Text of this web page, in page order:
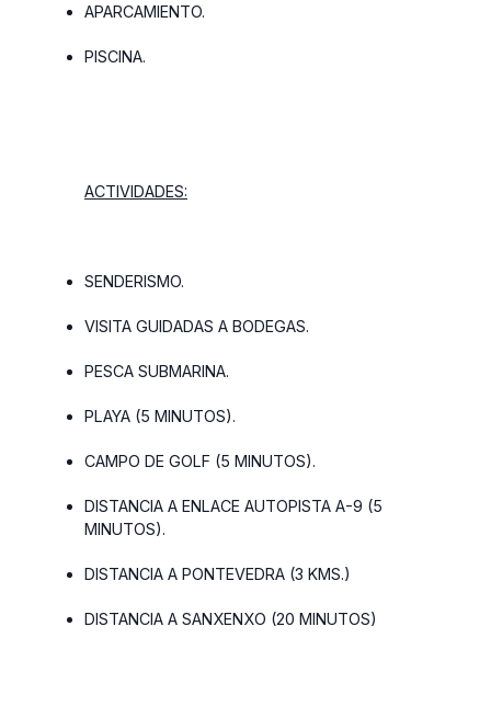
APARCAMIENTO.
PISCINA.
ACTIVIDADES:
SENDERISMO.
VISITA GUIDADAS A BODEGAS.
PESCA SUBMARINA.
PLAYA (5 MINUTOS).
CAMPO DE GOLF (5 MINUTOS).
DISTANCIA A ENLACE AUTOPISTA A-9 (5
MINUTOS).
DISTANCIA A PONTEVEDRA (3 KMS.)
DISTANCIA A SANXENXO (20 MINUTOS)